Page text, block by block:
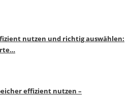
nutzen und richtig auswählen:
effizient nutzen –